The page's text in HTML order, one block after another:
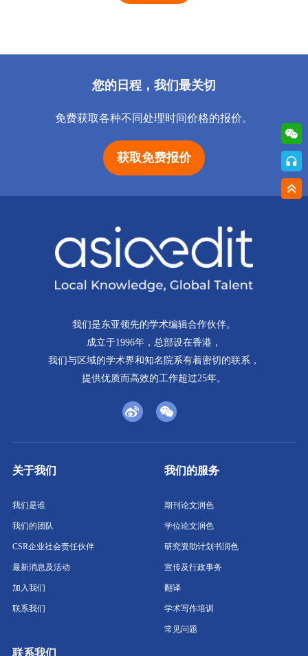
您的日程，我们最关切
免费获取各种不同处理时间价格的报价。
获取免费报价
我们是东亚领先的学术编辑合作伙伴。
成立于1996年，总部设在香港，
我们与区域的学术界和知名院系有着密切的联系，
提供优质而高效的工作超过25年。
关于我们
我们是谁
我们的团队
CSR企业社会责任伙伴
最新消息及活动
加入我们
联系我们
我们的服务
期刊论文润色
学位论文润色
研究资助计划书润色
宣传及行政事务
翻译
学术写作培训
常见问题
联系我们